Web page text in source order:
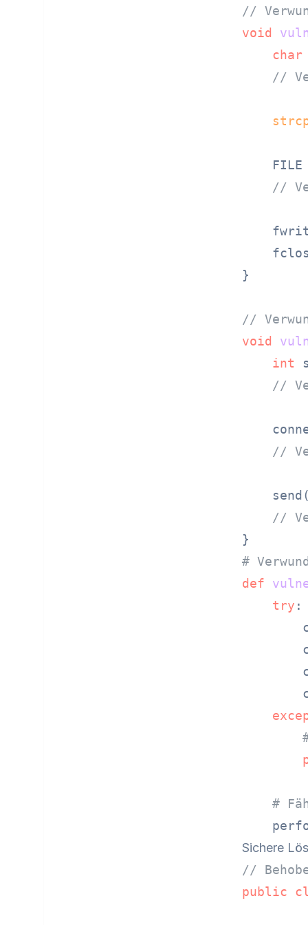
//
void
char
//
FILE
//
}
//
void
int
//
//
//
#
def
try :
#
Sichere
//
public